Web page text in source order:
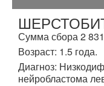
Сумма сбора 2
Возраст: 1.5 года.
Диагноз:
нейробластома